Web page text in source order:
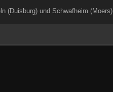
(Duisburg) und Schwafheim (Moers)